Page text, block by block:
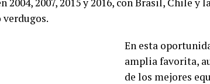
verdugos.
En esta
amplia favorita,
de los mejores